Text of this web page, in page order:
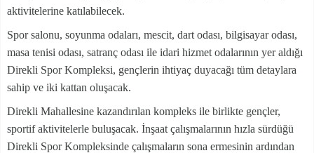
aktivitelerine katılabilecek.
Spor salonu, soyunma odaları, mescit, dart odası, bilgisayar odası,
masa tenisi odası, satranç odası ile idari hizmet odalarının yer aldığı
Direkli Spor Kompleksi, gençlerin ihtiyaç duyacağı tüm detaylara
sahip ve iki kattan oluşacak.
Direkli Mahallesine kazandırılan kompleks ile birlikte gençler,
sportif aktivitelerle buluşacak. İnşaat çalışmalarının hızla sürdüğü
Direkli Spor Kompleksinde çalışmaların sona ermesinin ardından